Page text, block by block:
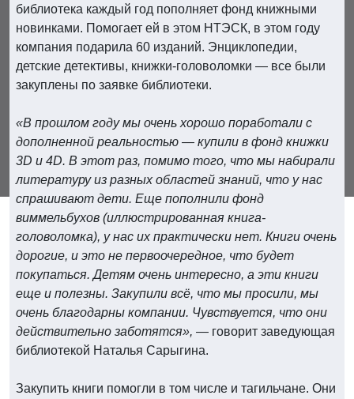
библиотека каждый год пополняет фонд книжными
новинками. Помогает ей в этом НТЭСК, в этом году
компания подарила 60 изданий. Энциклопедии,
детские детективы, книжки-головоломки — все были
закуплены по заявке библиотеки.
«В прошлом году мы очень хорошо поработали с
дополненной реальностью — купили в фонд книжки
3D и 4D. В этот раз, помимо того, что мы набирали
литературу из разных областей знаний, что у нас
спрашивают дети. Еще пополнили фонд
виммельбухов (иллюстрированная книга-
головоломка), у нас их практически нет. Книги очень
дорогие, и это не первоочередное, что будет
покупаться. Детям очень интересно, а эти книги
еще и полезны. Закупили всё, что мы просили, мы
очень благодарны компании. Чувствуется, что они
действительно заботятся»,— говорит заведующая
библиотекой Наталья Сарыгина.
Закупить книги помогли в том числе и тагильчане. Они